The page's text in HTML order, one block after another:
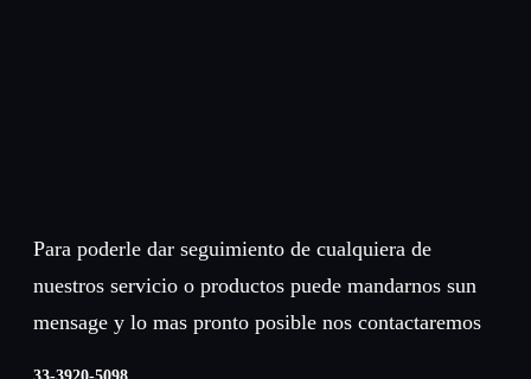
Para poderle dar seguimiento de cualquiera de
nuestros servicio o productos puede mandarnos sun
mensage y lo mas pronto posible nos contactaremos